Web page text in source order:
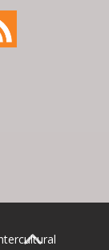
TO TOP